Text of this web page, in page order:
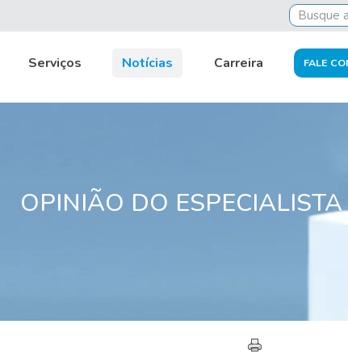
Serviços Notícias Carreira FALE
OPINIÃO DO ESPECIALISTA